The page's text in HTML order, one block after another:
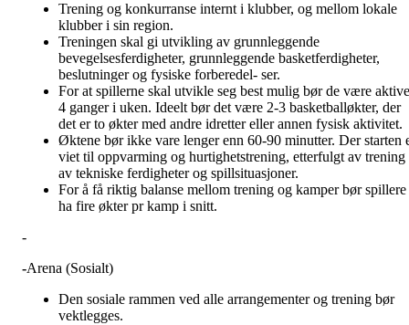
Trening og konkurranse internt i klubber, og mellom lokale
klubber i sin region.
Treningen skal gi utvikling av grunnleggende
bevegelsesferdigheter, grunnleggende basketferdigheter,
beslutninger og fysiske forberedel- ser.
For at spillerne skal utvikle seg best mulig bør de være aktive
4 ganger i uken. Ideelt bør det være 2-3 basketballøkter, der
det er to økter med andre idretter eller annen fysisk aktivitet.
Øktene bør ikke vare lenger enn 60-90 minutter. Der starten
viet til oppvarming og hurtighetstrening, etterfulgt av trening
av tekniske ferdigheter og spillsituasjoner.
For å få riktig balanse mellom trening og kamper bør spillere
ha fire økter pr kamp i snitt.
-
-Arena (Sosialt)
Den sosiale rammen ved alle arrangementer og trening bør
vektlegges.